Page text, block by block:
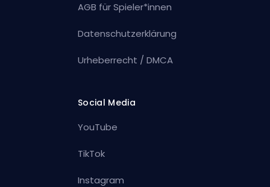
AGB für Spieler*innen
Datenschutzerklärung
Urheberrecht / DMCA
Social Media
YouTube
TikTok
Instagram